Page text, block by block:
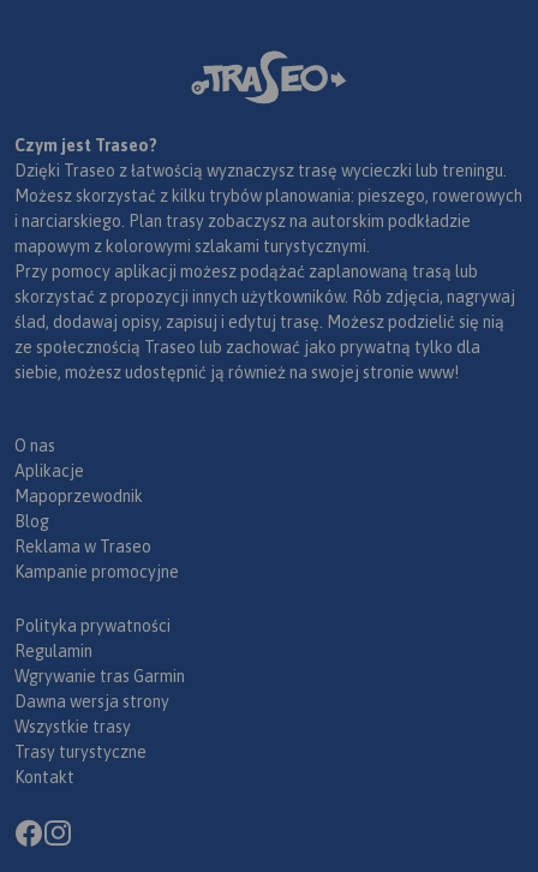
Czym jest Traseo?
Dzięki Traseo z łatwością wyznaczysz trasę wycieczki lub treningu.
Możesz skorzystać z kilku trybów planowania: pieszego, rowerowych
i narciarskiego. Plan trasy zobaczysz na autorskim podkładzie
mapowym z kolorowymi szlakami turystycznymi.
Przy pomocy aplikacji możesz podążać zaplanowaną trasą lub
skorzystać z propozycji innych użytkowników. Rób zdjęcia, nagrywaj
ślad, dodawaj opisy, zapisuj i edytuj trasę. Możesz podzielić się nią
ze społecznością Traseo lub zachować jako prywatną tylko dla
siebie, możesz udostępnić ją również na swojej stronie www!
O nas
Aplikacje
Mapoprzewodnik
Blog
Reklama w Traseo
Kampanie promocyjne
Polityka prywatności
Regulamin
Wgrywanie tras Garmin
Dawna wersja strony
Wszystkie trasy
Trasy turystyczne
Kontakt